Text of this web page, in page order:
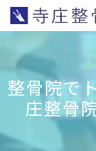
整骨院で
庄整骨